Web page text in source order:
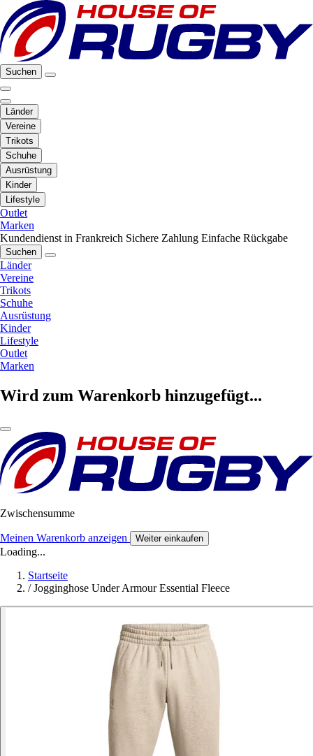
Suchen
Länder
Vereine
Trikots
Schuhe
Ausrüstung
Kinder
Lifestyle
Outlet
Marken
Kundendienst in Frankreich Sichere Zahlung Einfache Rückgabe
Suchen
Länder
Vereine
Trikots
Schuhe
Ausrüstung
Kinder
Lifestyle
Outlet
Marken
Wird zum Warenkorb hinzugefügt...
Zwischensumme
Meinen Warenkorb anzeigen Weiter einkaufen
Loading...
Startseite
/ Jogginghose Under Armour Essential Fleece